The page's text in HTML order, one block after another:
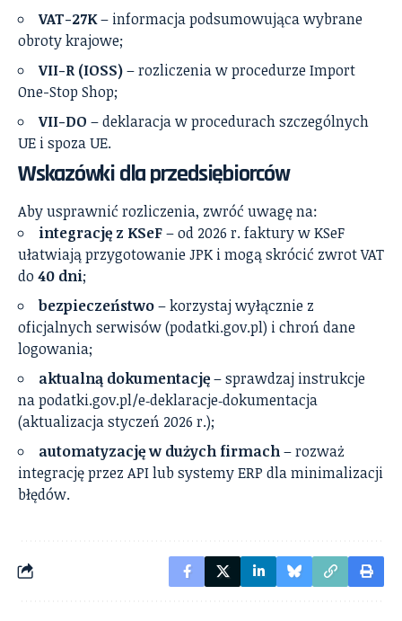
VAT-27K– informacja podsumowująca wybrane
obroty krajowe;
VII-R (IOSS)– rozliczenia w procedurze Import
One-Stop Shop;
VII-DO – deklaracja w procedurach szczególnych
UE i spoza UE.
Wskazówki dla przedsiębiorców
Aby usprawnić rozliczenia, zwróć uwagę na:
integrację z KSeF– od 2026 r. faktury w KSeF
ułatwiają przygotowanie JPK i mogą skrócić zwrot VAT
do 40 dni;
bezpieczeństwo– korzystaj wyłącznie z
oficjalnych serwisów (podatki.gov.pl) i chroń dane
logowania;
aktualną dokumentację– sprawdzaj instrukcje
na podatki.gov.pl/e‑deklaracje‑dokumentacja
(aktualizacja styczeń 2026 r.);
automatyzację w dużych firmach– rozważ
integrację przez API lub systemy ERP dla minimalizacji
błędów.